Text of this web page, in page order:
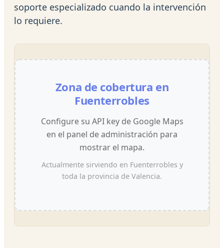
soporte especializado cuando la intervención
lo requiere.
Zona de cobertura en
Fuenterrobles
Configure su API key de Google Maps
en el panel de administración para
mostrar el mapa.
Actualmente sirviendo en Fuenterrobles y
toda la provincia de Valencia.